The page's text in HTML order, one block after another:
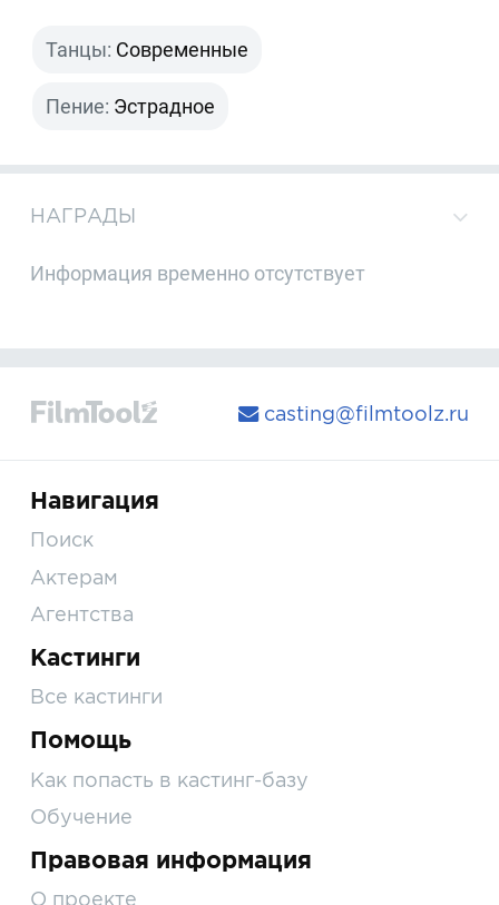
Танцы: Современные
Пение: Эстрадное
НАГРАДЫ
Информация временно отсутствует
casting@filmtoolz.ru
Навигация
Поиск
Актерам
Агентства
Кастинги
Все кастинги
Помощь
Как попасть в кастинг-базу
Обучение
Правовая информация
О проекте